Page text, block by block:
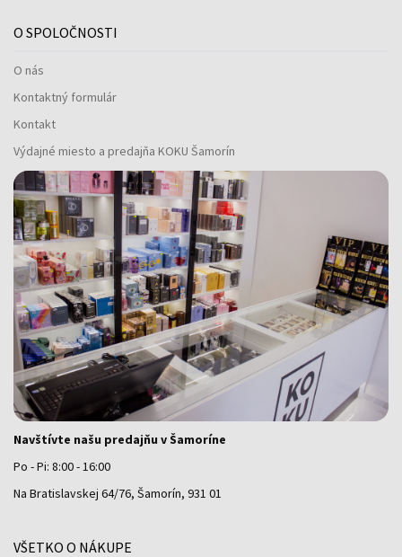
O SPOLOČNOSTI
O nás
Kontaktný formulár
Kontakt
Výdajné miesto a predajňa KOKU Šamorín
Navštívte našu predajňu v Šamoríne
Po - Pi: 8:00 - 16:00
Na Bratislavskej 64/76, Šamorín, 931 01
VŠETKO O NÁKUPE